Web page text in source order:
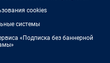
cookies
системы
«Подписка без баннерной